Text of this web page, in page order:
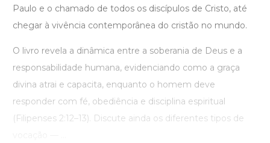
Paulo e o chamado de todos os discípulos de Cristo, até
chegar à vivência contemporânea do cristão no mundo.
O livro revela a dinâmica entre a soberania de Deus e a
responsabilidade humana, evidenciando como a graça
divina atrai e capacita, enquanto o homem deve
responder com fé, obediência e disciplina espiritual
(Filipenses 2:12–13). Discute ainda os diferentes tipos de